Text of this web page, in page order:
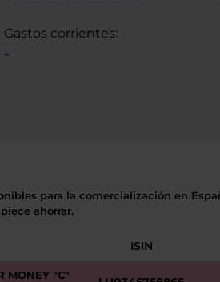
Gastos corrientes:
-
para la comercialización en
ahorrar.
ISIN
MONEY "C"